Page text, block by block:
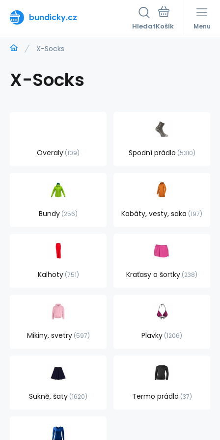
bundicky.cz
Hledat Menu
X-Socks
X-Socks
Overaly 109 Spodní prádlo 5310
Bundy 256 Kabáty, vesty, saka 197
Kalhoty 751 Kraťasy a šortky 238
Mikiny, svetry 597 Plavky 1206
Sukně, šaty 1620 Termo prádlo 37